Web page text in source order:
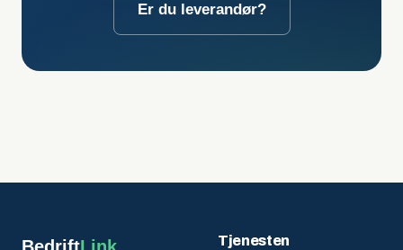
Er du leverandør?
Tjenesten